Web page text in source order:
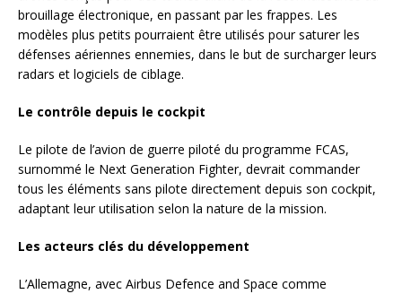
brouillage électronique, en passant par les frappes. Les
modèles plus petits pourraient être utilisés pour saturer les
défenses aériennes ennemies, dans le but de surcharger leurs
radars et logiciels de ciblage.
Le contrôle depuis le cockpit
Le pilote de l’avion de guerre piloté du programme FCAS,
surnommé le Next Generation Fighter, devrait commander
tous les éléments sans pilote directement depuis son cockpit,
adaptant leur utilisation selon la nature de la mission.
Les acteurs clés du développement
L’Allemagne, avec Airbus Defence and Space comme